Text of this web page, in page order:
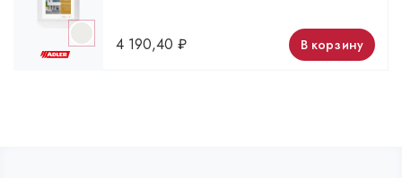
4 190,40 ₽ В корзину